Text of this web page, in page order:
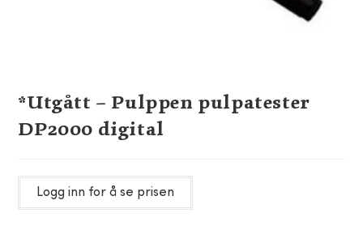
*Utgått – Pulppen pulpatester
DP2000 digital
Logg inn for å se prisen